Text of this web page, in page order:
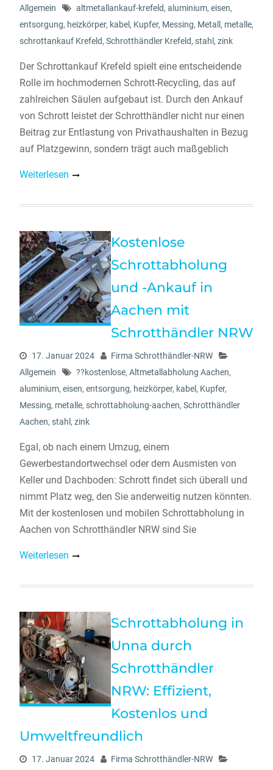
Allgemein
altmetallankauf-krefeld, aluminium, eisen,
entsorgung, heizkörper, kabel , Kupfer, Messing, Metall , metalle,
schrottankauf Krefeld, Schrotthändler Krefeld, stahl , zink
Der Schrottankauf Krefeld spielt eine entscheidende
Rolle im hochmodernen Schrott-Recycling, das auf
zahlreichen Säulen aufgebaut ist. Durch den Ankauf
von Schrott leistet der Schrotthändler nicht nur einen
Beitrag zur Entlastung von Privathaushalten in Bezug
auf Platzgewinn, sondern trägt auch maßgeblich
Weiterlesen
Kostenlose
Schrottabholung
und -Ankauf in
Aachen mit
Schrotthändler NRW
17. Januar 2024
Firma Schrotthändler-NRW
Allgemein
??kostenlose, Altmetallabholung Aachen,
aluminium, eisen, entsorgung, heizkörper, kabel , Kupfer,
Messing, metalle, schrottabholung-aachen, Schrotthändler
Aachen, stahl , zink
Egal, ob nach einem Umzug, einem
Gewerbestandortwechsel oder dem Ausmisten von
Keller und Dachboden: Schrott findet sich überall und
nimmt Platz weg, den Sie anderweitig nutzen könnten.
Mit der kostenlosen und mobilen Schrottabholung in
Aachen von Schrotthändler NRW sind Sie
Weiterlesen
Schrottabholung in
Unna durch
Schrotthändler
NRW: Effizient,
Kostenlos und
Umweltfreundlich
17. Januar 2024
Firma Schrotthändler-NRW